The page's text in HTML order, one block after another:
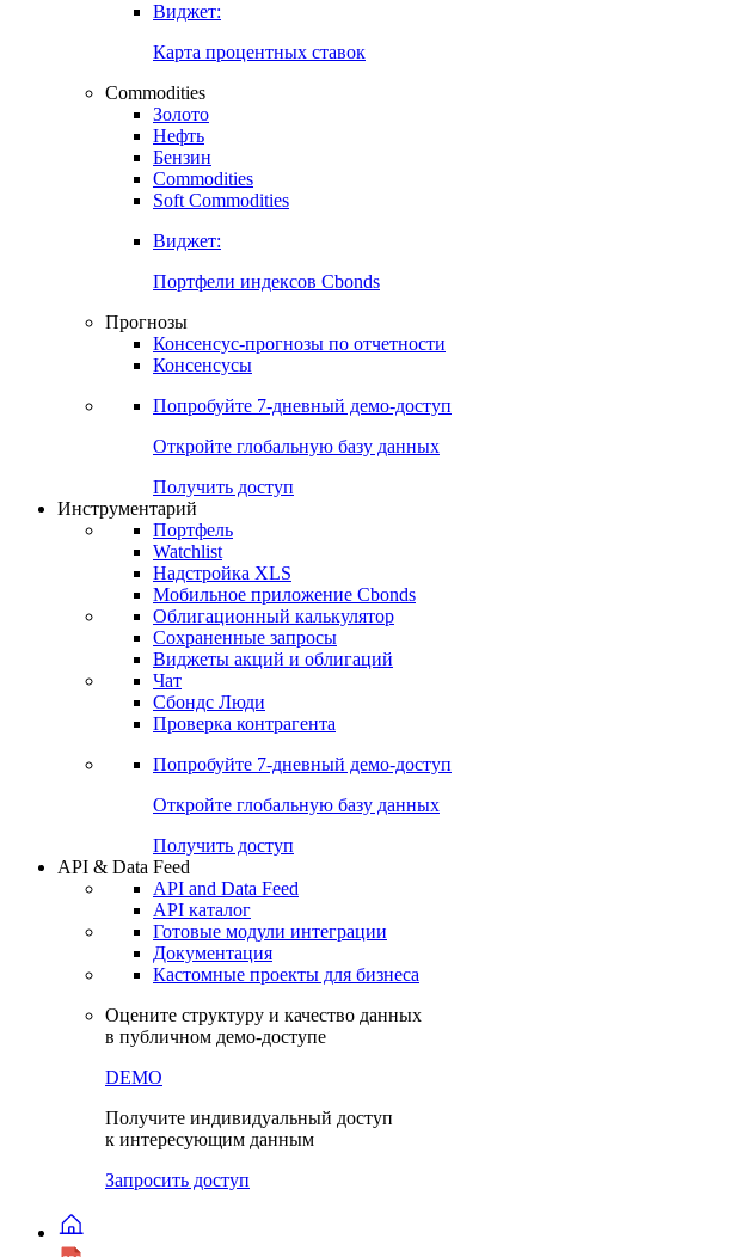
Виджет:
Карта процентных ставок
Commodities
Золото
Нефть
Бензин
Commodities
Soft Commodities
Виджет:
Портфели индексов Cbonds
Прогнозы
Консенсус-прогнозы по отчетности
Консенсусы
Попробуйте 7-дневный демо-доступ
Откройте глобальную базу данных
Получить доступ
Инструментарий
Портфель
Watchlist
Надстройка XLS
Мобильное приложение Cbonds
Облигационный калькулятор
Сохраненные запросы
Виджеты акций и облигаций
Чат
Сбондс Люди
Проверка контрагента
Попробуйте 7-дневный демо-доступ
Откройте глобальную базу данных
Получить доступ
API & Data Feed
API and Data Feed
API каталог
Готовые модули интеграции
Документация
Кастомные проекты для бизнеса
Оцените структуру и качество данных
в публичном демо-доступе
DEMO
Получите индивидуальный доступ
к интересующим данным
Запросить доступ